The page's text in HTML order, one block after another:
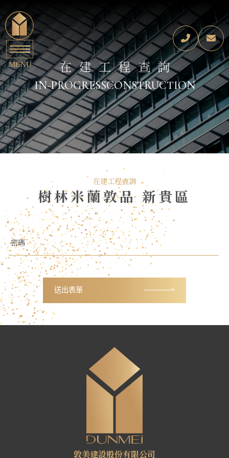
在建工程查詢
IN-PROGRESSCONSTRUCTION
在建工程查詢
樹林米蘭敦品 新貴區
密碼
送出表單
敦美建設股份有限公司